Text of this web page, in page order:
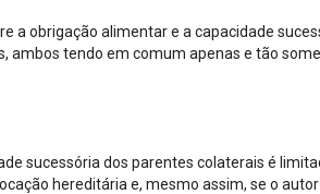
a obrigação alimentar e a capacidade
ambos tendo em comum apenas e tão
sucessória dos parentes colaterais é
hereditária e, mesmo assim, se o